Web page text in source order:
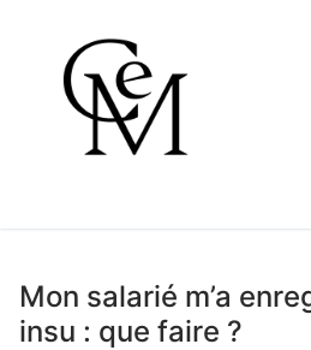
Mon salarié m’a
insu : que faire ?